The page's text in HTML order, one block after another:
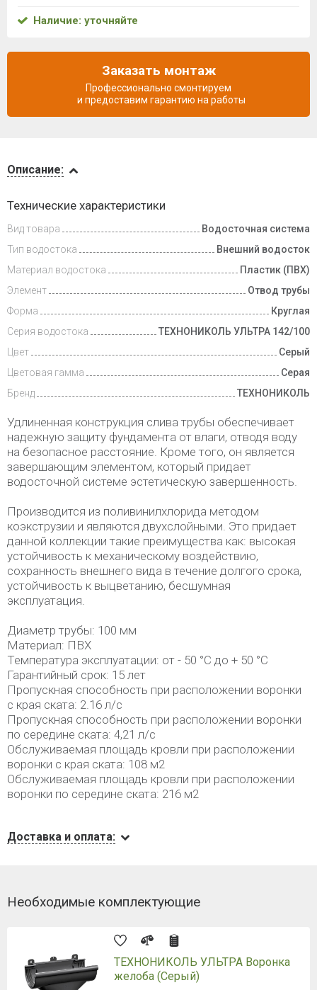
и оплата
Описание:
Технические характеристики
Вид товара
Водосточная система
Тип водостока
Внешний водосток
Материал водостока
Пластик (ПВХ)
Элемент
Отвод трубы
Форма
Круглая
Серия водостока
ТЕХНОНИКОЛЬ УЛЬТРА 142/100
Цвет
Серый
Цветовая гамма
Серая
Бренд
ТЕХНОНИКОЛЬ
Удлиненная конструкция слива трубы обеспечивает
надежную защиту фундамента от влаги, отводя воду
на безопасное расстояние. Кроме того, он является
завершающим элементом, который придает
водосточной системе эстетическую завершенность.
Производится из поливинилхлорида методом
коэкструзии и являются двухслойными. Это придает
данной коллекции такие преимущества как: высокая
устойчивость к механическому воздействию,
сохранность внешнего вида в течение долгого срока,
устойчивость к выцветанию, бесшумная
эксплуатация.
Диаметр трубы: 100 мм
Материал: ПВХ
Температура эксплуатации: от - 50 °C до + 50 °C
Гарантийный срок: 15 лет
Пропускная способность при расположении воронки
с края ската: 2.16 л/с
Пропускная способность при расположении воронки
по середине ската: 4,21 л/с
Обслуживаемая площадь кровли при расположении
воронки с края ската: 108 м2
Обслуживаемая площадь кровли при расположении
воронки по середине ската: 216 м2
Доставка и оплата:
Необходимые комплектующие
ТЕХНОНИКОЛЬ УЛЬТРА Воронка
желоба (Серый)
Наличие: уточняйте
Заказать монтаж
Профессионально смонтируем
и предоставим гарантию на работы